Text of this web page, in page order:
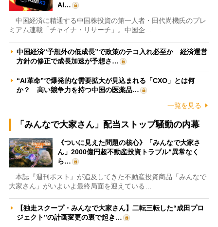
AI…
中国経済に精通する中国株投資の第一人者・田代尚機氏のプレ
ミアム連載「チャイナ・リサーチ」。中国企…
中国経済“予想外の低成長”で政策のテコ入れ必至か 経済運営
方針の修正で成長加速が予想さ…
“AI革命”で爆発的な需要拡大が見込まれる「CXO」とは何
か？ 高い競争力を持つ中国の医薬品…
一覧を見る
「みんなで大家さん」配当ストップ騒動の内幕
《ついに見えた問題の核心》「みんなで大家さ
ん」2000億円超不動産投資トラブル“異常なく
ら…
本誌『週刊ポスト』が追及してきた不動産投資商品「みんなで
大家さん」がいよいよ最終局面を迎えている…
【独走スクープ・みんなで大家さん】二転三転した“成田プロ
ジェクト”の計画変更の裏で起き…